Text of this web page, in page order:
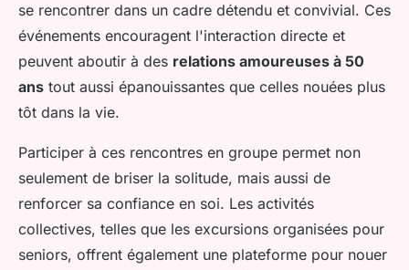
se rencontrer dans un cadre détendu et convivial. Ces
événements encouragent l'interaction directe et
peuvent aboutir à des relations amoureuses à 50
ans tout aussi épanouissantes que celles nouées plus
tôt dans la vie.
Participer à ces rencontres en groupe permet non
seulement de briser la solitude, mais aussi de
renforcer sa confiance en soi. Les activités
collectives, telles que les excursions organisées pour
seniors, offrent également une plateforme pour nouer